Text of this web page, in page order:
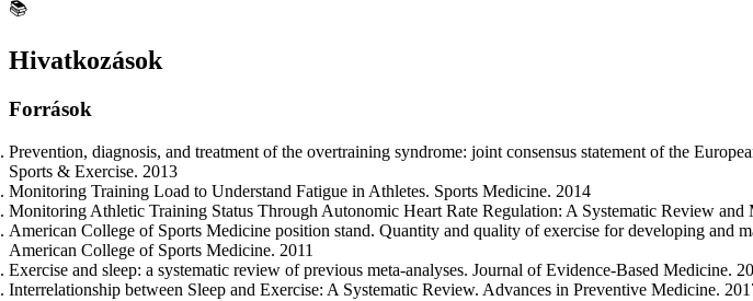
📚
Hivatkozások
Források
Prevention, diagnosis, and treatment of the overtraining syndrome: joint consensus statement of the
Sports & Exercise. 2013
Monitoring Training Load to Understand Fatigue in Athletes. Sports Medicine. 2014
Monitoring Athletic Training Status Through Autonomic Heart Rate Regulation: A Systematic Review
American College of Sports Medicine position stand. Quantity and quality of exercise for developing and
American College of Sports Medicine. 2011
Exercise and sleep: a systematic review of previous meta-analyses. Journal of Evidence-Based Medicine.
Interrelationship between Sleep and Exercise: A Systematic Review. Advances in Preventive Medicine.